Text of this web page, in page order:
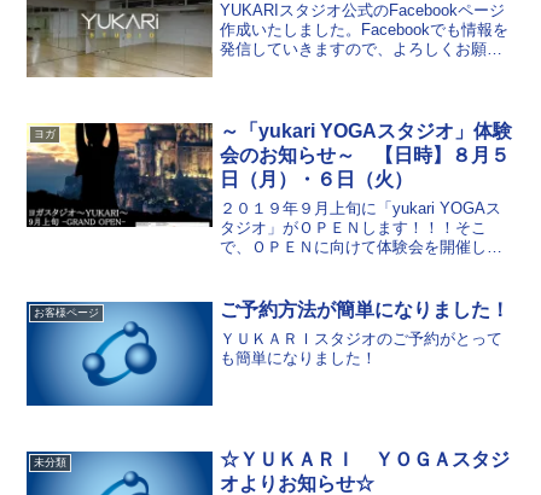
YUKARIスタジオ公式のFacebookページ
作成いたしました。Facebookでも情報を
発信していきますので、よろしくお願い
ヨガ
～「yukari YOGAスタジオ」体験
会のお知らせ～ 【日時】８月５
日（月）・６日（火）
２０１９年９月上旬に「yukari YOGAス
タジオ」がＯＰＥＮします！！！そこ
で、ＯＰＥＮに向けて体験会を開催しま
時】・８月５日（月）１４時～１４時４
５分 ～ヨガ～...
お客様ページ ご予約方法が簡単になりました！
ＹＵＫＡＲＩスタジオのご予約がとって
も簡単になりました！
未分類
☆ＹＵＫＡＲＩ ＹＯＧＡスタジ
オよりお知らせ☆